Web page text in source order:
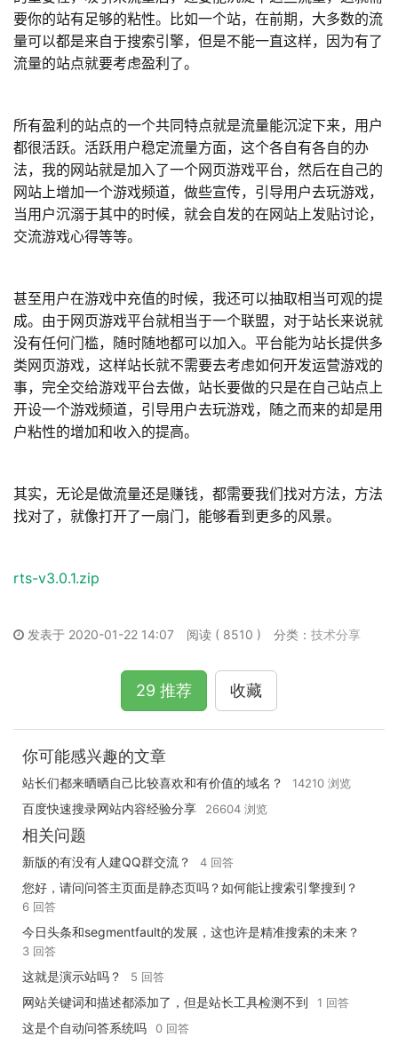
要你的站有足够的粘性。比如一个站，在前期，大多数的流
量可以都是来自于搜索引擎，但是不能一直这样，因为有了
流量的站点就要考虑盈利了。
所有盈利的站点的一个共同特点就是流量能沉淀下来，用户
都很活跃。活跃用户稳定流量方面，这个各自有各自的办
法，我的网站就是加入了一个网页游戏平台，然后在自己的
网站上增加一个游戏频道，做些宣传，引导用户去玩游戏，
当用户沉溺于其中的时候，就会自发的在网站上发贴讨论，
交流游戏心得等等。
甚至用户在游戏中充值的时候，我还可以抽取相当可观的提
成。由于网页游戏平台就相当于一个联盟，对于站长来说就
没有任何门槛，随时随地都可以加入。平台能为站长提供多
类网页游戏，这样站长就不需要去考虑如何开发运营游戏的
事，完全交给游戏平台去做，站长要做的只是在自己站点上
开设一个游戏频道，引导用户去玩游戏，随之而来的却是用
户粘性的增加和收入的提高。
其实，无论是做流量还是赚钱，都需要我们找对方法，方法
找对了，就像打开了一扇门，能够看到更多的风景。
rts-v3.0.1.zip
发表于 2020-01-22 14:07 阅读 ( 8510 ) 分类： 技术分享
29 推荐 收藏
你可能感兴趣的文章
站长们都来晒晒自己比较喜欢和有价值的域名？ 14210 浏览
百度快速搜录网站内容经验分享 26604 浏览
相关问题
新版的有没有人建QQ群交流？ 4 回答
您好，请问问答主页面是静态页吗？如何能让搜索引擎搜到？
6 回答
今日头条和segmentfault的发展，这也许是精准搜索的未来？
3 回答
这就是演示站吗？ 5 回答
网站关键词和描述都添加了，但是站长工具检测不到 1 回答
这是个自动问答系统吗 0 回答